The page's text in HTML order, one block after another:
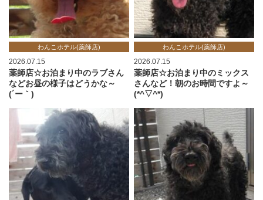
わんこホテル(薬師店)
2026.07.15
薬師店☆お泊まり中のラブさん
などお昼の様子はどうかな～
(´ー｀)
わんこホテル(薬師店)
2026.07.15
薬師店☆お泊まり中のミックス
さんなど！朝のお時間ですよ～
(*^▽^*)